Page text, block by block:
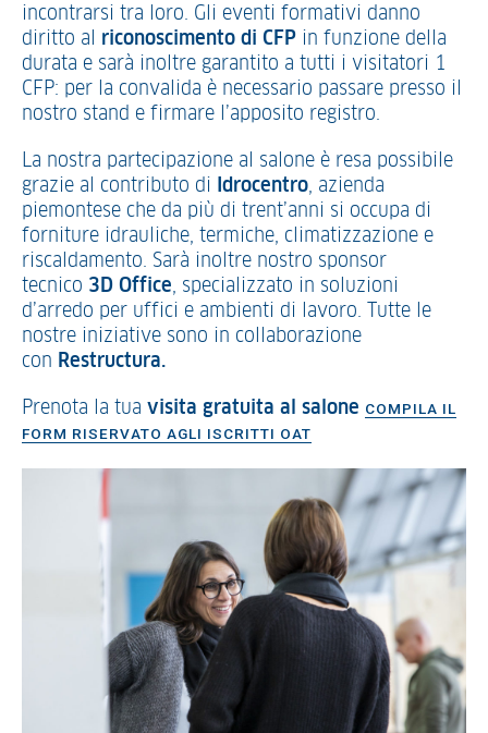
incontrarsi tra loro. Gli eventi formativi danno
diritto al riconoscimento di CFP in funzione della
durata e sarà inoltre garantito a tutti i visitatori 1
CFP: per la convalida è necessario passare presso il
nostro stand e firmare l’apposito registro.
La nostra partecipazione al salone è resa possibile
grazie al contributo di
Idrocentro, azienda
piemontese che da più di trent’anni si occupa di
forniture idrauliche, termiche, climatizzazione e
riscaldamento. Sarà inoltre nostro sponsor
tecnico 3D Office, specializzato in soluzioni
d’arredo per uffici e ambienti di lavoro. Tutte le
nostre iniziative sono in collaborazione
con Restructura.
Prenota la tua visita gratuita al salone COMPILA IL
FORM RISERVATO AGLI ISCRITTI OAT